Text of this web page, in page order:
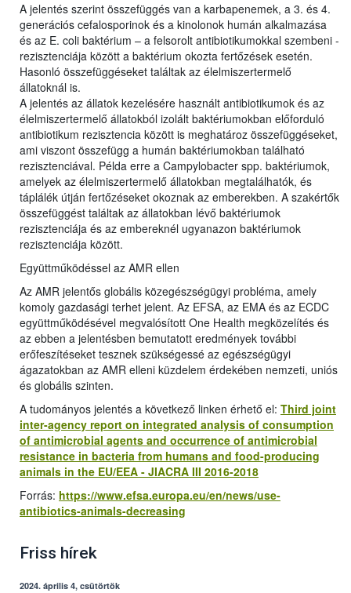
A jelentés szerint összefüggés van a karbapenemek, a 3. és 4.
generációs cefalosporinok és a kinolonok humán alkalmazása
és az E. coli baktérium – a felsorolt antibiotikumokkal szembeni -
rezisztenciája között a baktérium okozta fertőzések esetén.
Hasonló összefüggéseket találtak az élelmiszertermelő
állatoknál is.
A jelentés az állatok kezelésére használt antibiotikumok és az
élelmiszertermelő állatokból izolált baktériumokban előforduló
antibiotikum rezisztencia között is meghatároz összefüggéseket,
ami viszont összefügg a humán baktériumokban található
rezisztenciával. Példa erre a Campylobacter spp. baktériumok,
amelyek az élelmiszertermelő állatokban megtalálhatók, és
táplálék útján fertőzéseket okoznak az emberekben. A szakértők
összefüggést találtak az állatokban lévő baktériumok
rezisztenciája és az embereknél ugyanazon baktériumok
rezisztenciája között.
Együttműködéssel az AMR ellen
Az AMR jelentős globális közegészségügyi probléma, amely
komoly gazdasági terhet jelent. Az EFSA, az EMA és az ECDC
együttműködésével megvalósított One Health megközelítés és
az ebben a jelentésben bemutatott eredmények további
erőfeszítéseket tesznek szükségessé az egészségügyi
ágazatokban az AMR elleni küzdelem érdekében nemzeti, uniós
és globális szinten.
A tudományos jelentés a következő linken érhető el: Third joint
inter-agency report on integrated analysis of consumption
of antimicrobial agents and occurrence of antimicrobial
resistance in bacteria from humans and food-producing
animals in the EU/EEA - JIACRA III 2016-2018
Forrás: https://www.efsa.europa.eu/en/news/use-
antibiotics-animals-decreasing
Friss hírek
2024. április 4, csütörtök